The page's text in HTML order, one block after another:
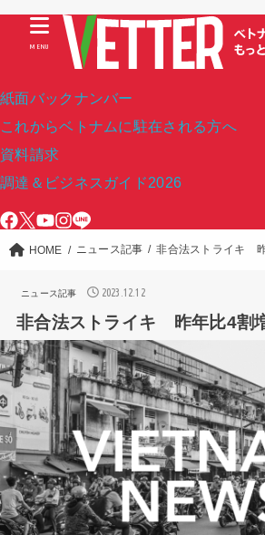
紙面バックナンバー
これからベトナムに駐在される方へ
資料請求
調達＆ビジネスガイド2026
MENU
HOME ニュース記事 非合法ストライキ
ニュース記事 2023.12.12
非合法ストライキ 昨年比4割